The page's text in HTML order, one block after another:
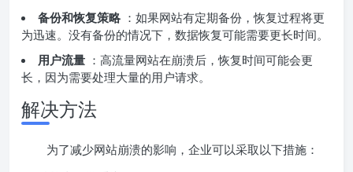
备份和恢复策略 ：如果网站有定期备份，恢复过程将更
为迅速。没有备份的情况下，数据恢复可能需要更长时间。
用户流量 ：高流量网站在崩溃后，恢复时间可能会更
长，因为需要处理大量的用户请求。
解决方法
为了减少网站崩溃的影响，企业可以采取以下措施：